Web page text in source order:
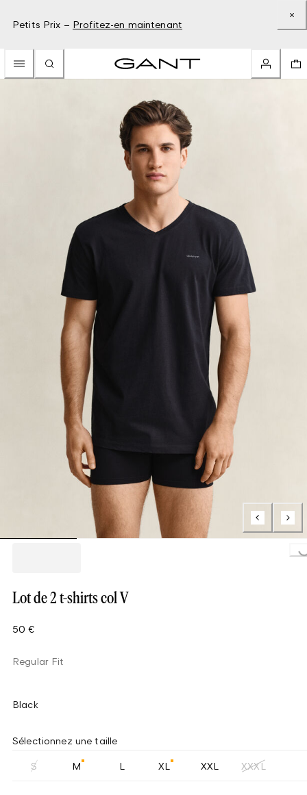
Petits Prix – Profitez-en maintenant
Lot de 2 t-shirts col V
50 €
Regular Fit
Black
Sélectionnez une taille
S M L XL XXL XXXL